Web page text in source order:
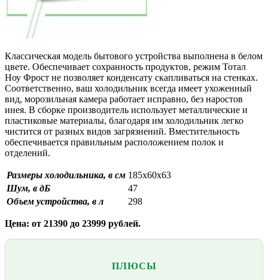
Классическая модель бытового устройства выполнена в белом
цвете. Обеспечивает сохранность продуктов, режим Тотал
Ноу Фрост не позволяет конденсату скапливаться на стенках.
Соответственно, ваш холодильник всегда имеет ухоженный
вид, морозильная камера работает исправно, без наростов
инея. В сборке производитель использует металлические и
пластиковые материалы, благодаря им холодильник легко
чистится от разных видов загрязнений. Вместительность
обеспечивается правильным расположением полок и
отделений.
Размеры холодильника, в см 185х60х63
Шум, в дБ
47
Объем устройства, в л
298
Цена: от 21390 до 23999 рублей.
ПЛЮСЫ